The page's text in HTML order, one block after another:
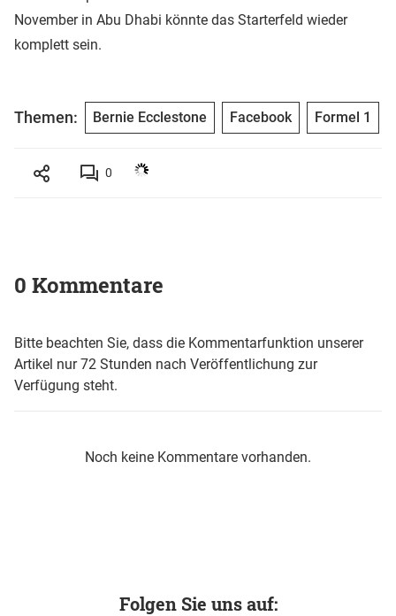
November in Abu Dhabi könnte das Starterfeld wieder
komplett sein.
Themen: Bernie Ecclestone Facebook Formel 1
0
0 Kommentare
Bitte beachten Sie, dass die Kommentarfunktion unserer
Artikel nur 72 Stunden nach Veröffentlichung zur
Verfügung steht.
Noch keine Kommentare vorhanden.
Folgen Sie uns auf: